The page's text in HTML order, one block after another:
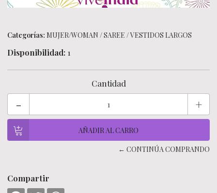
Categorías: MUJER/WOMAN /SAREE /VESTIDOS LARGOS
Disponibilidad: 1
Cantidad
- +
← CONTINÚA COMPRANDO
Compartir